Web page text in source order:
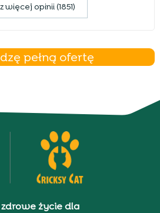
więcej opinii (1851)
pełną ofertę
zdrowe życie dla